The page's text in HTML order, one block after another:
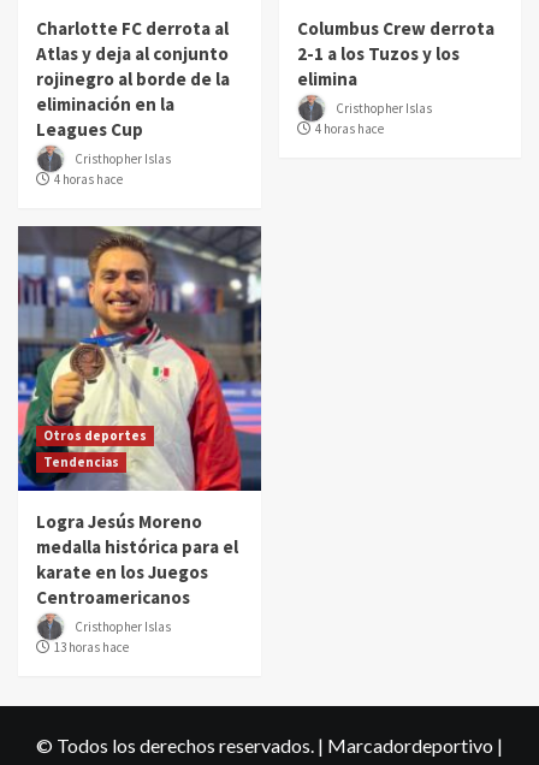
Charlotte FC derrota al
Atlas y deja al conjunto
rojinegro al borde de la
eliminación en la
Leagues Cup
Cristhopher Islas
4 horas hace
Columbus Crew derrota
2-1 a los Tuzos y los
elimina
Cristhopher Islas
4 horas hace
Otros deportes
Tendencias
Logra Jesús Moreno
medalla histórica para el
karate en los Juegos
Centroamericanos
Cristhopher Islas
13 horas hace
© Todos los derechos reservados. | Marcadordeportivo |